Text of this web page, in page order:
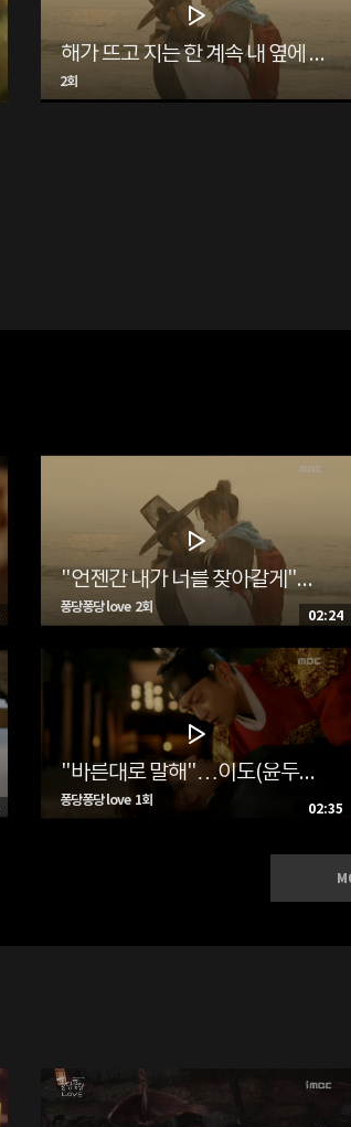
해가 뜨고 지는 한 계속 내 옆에 있어!
2회
"언젠간 내가 너를 찾아갈게"…이도(윤두준)-단비(김슬기), 비 내리는 날의 이별
퐁당퐁당 love 2회
02:24
"바른대로 말해"…이도(윤두준), 공 차면서 단비(김슬기)와의 로맨스 급전개 '심쿵'
퐁당퐁당 love 1회
02:35